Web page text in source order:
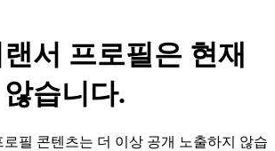
서 프로필은 현재
습니다.
로필 콘텐츠는 더 이상 공개 노출하지 않습